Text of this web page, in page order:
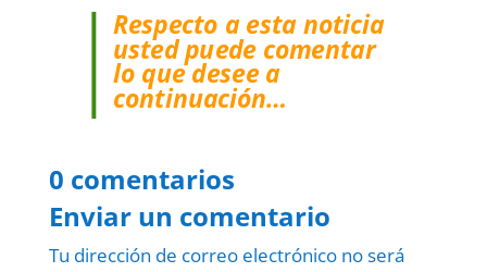
Respecto a esta noticia
usted puede comentar
lo que desee a
continuación…
0 comentarios
Enviar un comentario
Tu dirección de correo electrónico no será